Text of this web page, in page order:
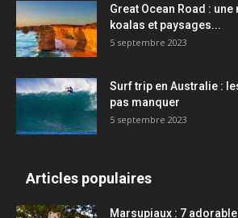
Great Ocean Road :
koalas et paysages...
5 septembre 2023
Surf trip en Australie :
pas manquer
5 septembre 2023
Articles populaires
Marsupiaux : 7